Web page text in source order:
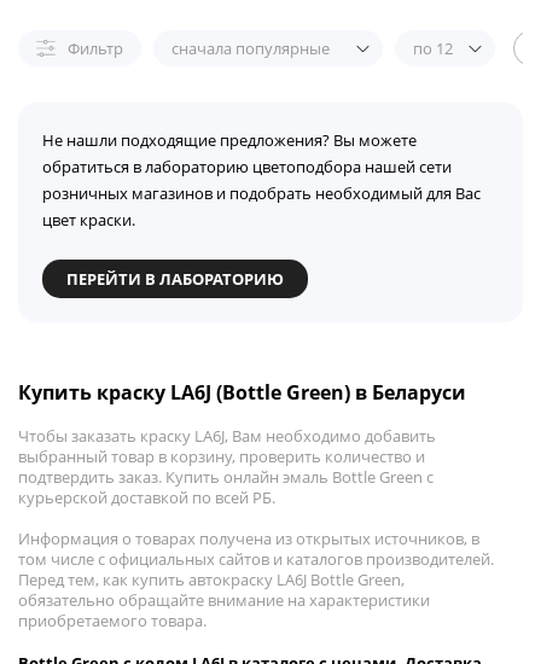
Фильтр сначала популярные по 12
Не нашли подходящие предложения? Вы можете
обратиться в лабораторию цветоподбора нашей сети
розничных магазинов и подобрать необходимый для Вас
цвет краски.
ПЕРЕЙТИ В ЛАБОРАТОРИЮ
Купить краску LA6J (Bottle Green) в Беларуси
Чтобы заказать краску LA6J, Вам необходимо добавить
выбранный товар в корзину, проверить количество и
подтвердить заказ. Купить онлайн эмаль Bottle Green с
курьерской доставкой по всей РБ.
Информация о товарах получена из открытых источников, в
том числе с официальных сайтов и каталогов производителей.
Перед тем, как купить автокраску LA6J Bottle Green,
обязательно обращайте внимание на характеристики
приобретаемого товара.